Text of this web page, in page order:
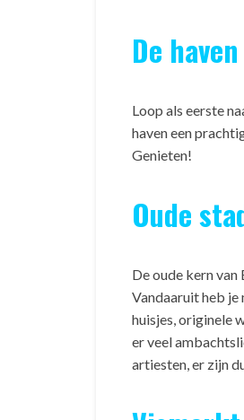
De
Loop als eerste
haven een
Genieten!
Oude
De oude kern
Vandaaruit heb je
huisjes, originele
er veel
artiesten, er zijn